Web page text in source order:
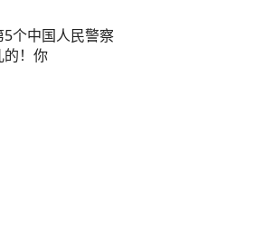
5个中国人民警察
的！你